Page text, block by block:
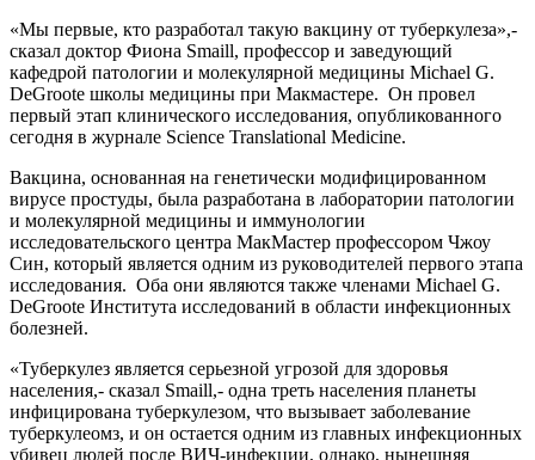
«Мы первые, кто разработал такую ​​вакцину от туберкулеза»,-
сказал доктор Фиона Smaill, профессор и заведующий
кафедрой патологии и молекулярной медицины Michael G.
DeGroote школы медицины при Макмастере. Он провел
первый этап клинического исследования, опубликованного
сегодня в журнале Science Translational Medicine.
Вакцина, основанная на генетически модифицированном
вирусе простуды, была разработана в лаборатории патологии
и молекулярной медицины и иммунологии
исследовательского центра МакМастер профессором Чжоу
Син, который является одним из руководителей первого этапа
исследования. Оба они являются также членами Michael G.
DeGroote Института исследований в области инфекционных
болезней.
«Туберкулез является серьезной угрозой для здоровья
населения,- сказал Smaill,- одна треть населения планеты
инфицирована туберкулезом, что вызывает заболевание
туберкулеомз, и он остается одним из главных инфекционных
убивец людей после ВИЧ-инфекции, однако, нынешняя